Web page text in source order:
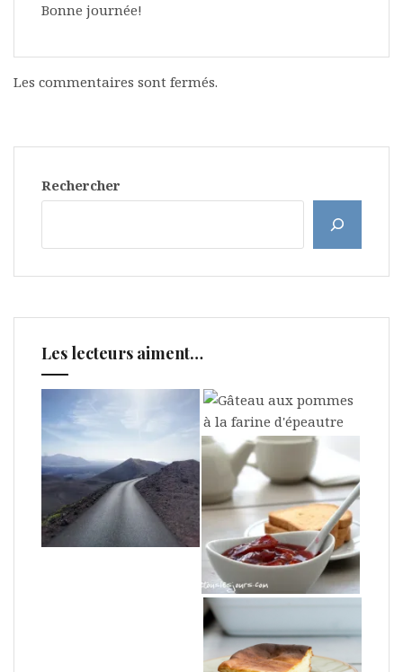
Bonne journée!
Les commentaires sont fermés.
Rechercher
Les lecteurs aiment…